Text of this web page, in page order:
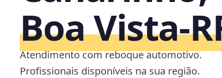
Boa
Atendimento com reboque automotivo.
Profissionais disponíveis na sua região.